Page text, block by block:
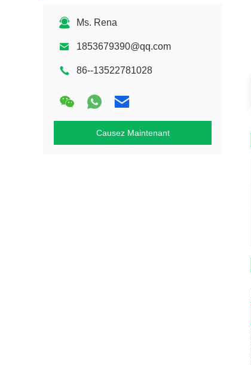
Ms. Rena
1853679390@qq.com
86--13522781028
Causez Maintenant